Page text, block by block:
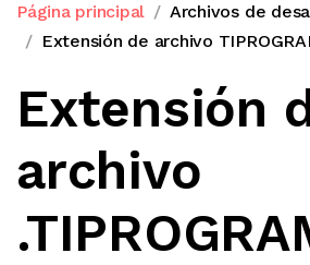
Página principal
Archivos de
Extensión de archivo
Extensión
archivo